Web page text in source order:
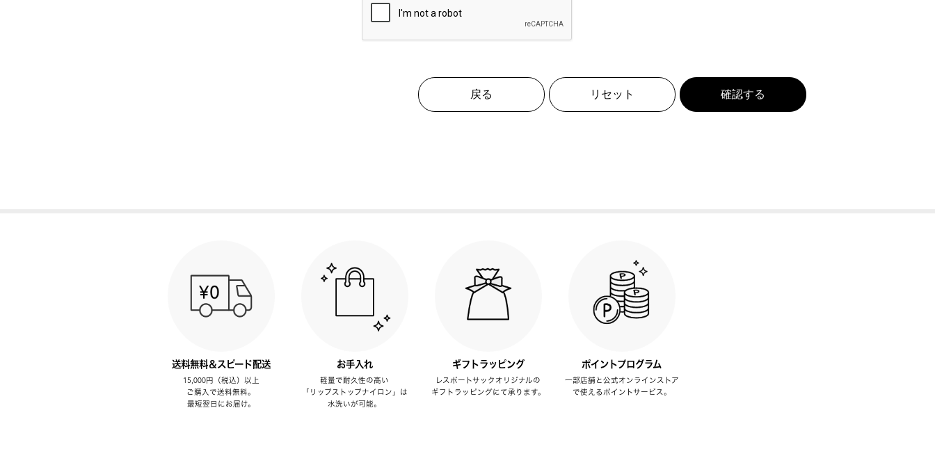
戻る リセット 確認する
送料無料＆スピード配送
15,000円（税込）以上
ご購入で送料無料。
最短翌日にお届け。
お手入れ
軽量で耐久性の高い
「リップストップナイロン」は
水洗いが可能。
ギフトラッピング
レスポートサックオリジナルの
ギフトラッピングにて承ります。
ポイントプログラム
一部店舗と公式オンラインストア
で使えるポイントサービス。